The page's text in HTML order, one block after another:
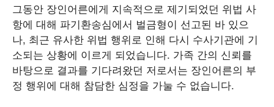
그동안 장인어른에게 지속적으로 제기되었던 위법 사
항에 대해 파기환송심에서 벌금형이 선고된 바 있으
나, 최근 유사한 위법 행위로 인해 다시 수사기관에 기
소되는 상황에 이르게 되었습니다. 가족 간의 신뢰를
바탕으로 결과를 기다려왔던 저로서는 장인어른의 부
정 행위에 대해 참담한 심정을 가눌 수 없습니다.